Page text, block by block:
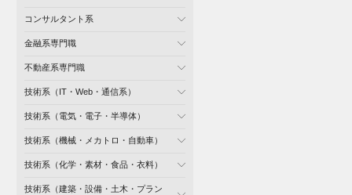
コンサルタント系
金融系専門職
不動産系専門職
技術系（IT・Web・通信系）
技術系（電気・電子・半導体）
技術系（機械・メカトロ・自動車）
技術系（化学・素材・食品・衣料）
技術系（建築・設備・土木・プラン